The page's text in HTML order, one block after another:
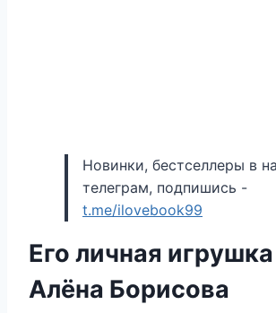
Новинки, бестселлеры в
телеграм, подпишись -
t.me/ilovebook99
Его личная
Алёна Борисова